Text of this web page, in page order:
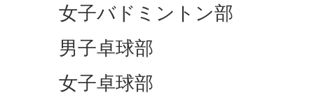
女子バドミントン部
男子卓球部
女子卓球部